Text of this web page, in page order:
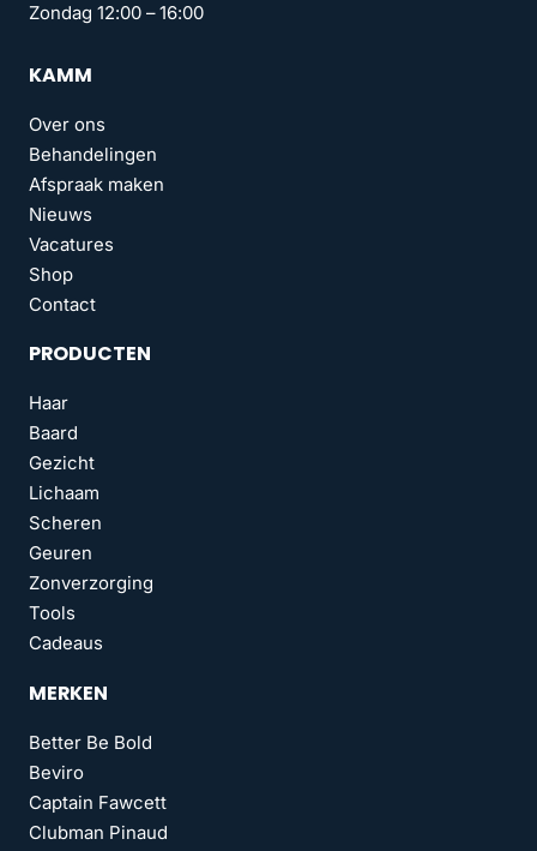
Zondag 12:00 – 16:00
KAMM
Over ons
Behandelingen
Afspraak maken
Nieuws
Vacatures
Shop
Contact
PRODUCTEN
Haar
Baard
Gezicht
Lichaam
Scheren
Geuren
Zonverzorging
Tools
Cadeaus
MERKEN
Better Be Bold
Beviro
Captain Fawcett
Clubman Pinaud